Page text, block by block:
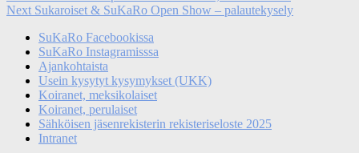
selaus
post:
Next Next
Sukaroiset & SuKaRo Open Show – palautekysely
SuKaRo Facebookissa
SuKaRo Instagramisssa
Ajankohtaista
Usein kysytyt kysymykset (UKK)
Koiranet, meksikolaiset
Koiranet, perulaiset
Sähköisen jäsenrekisterin rekisteriseloste 2025
Intranet